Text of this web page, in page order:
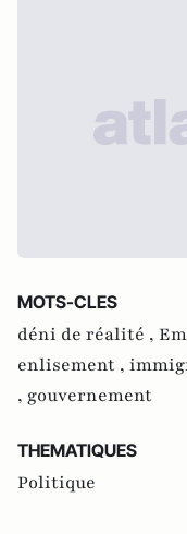
MOTS-CLES
déni de réalité ,
enlisement ,
, gouvernement
THEMATIQUES
Politique